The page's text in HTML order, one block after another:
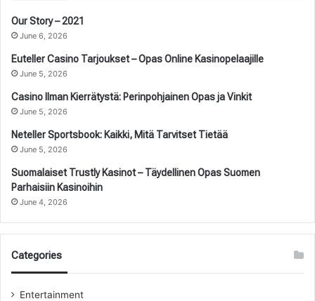
Our Story – 2021
June 6, 2026
Euteller Casino Tarjoukset – Opas Online Kasinopelaajille
June 5, 2026
Casino Ilman Kierrätystä: Perinpohjainen Opas ja Vinkit
June 5, 2026
Neteller Sportsbook: Kaikki, Mitä Tarvitset Tietää
June 5, 2026
Suomalaiset Trustly Kasinot – Täydellinen Opas Suomen
Parhaisiin Kasinoihin
June 4, 2026
Categories
Entertainment